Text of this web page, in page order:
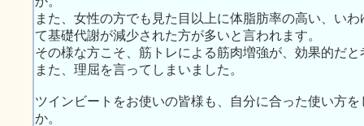
また、女性の方でも見た目以上に体脂肪率の高い、い
て基礎代謝が減少された方が多いと言われます。
その様な方こそ、筋トレによる筋肉増強が、効果的だと
また、理屈を言ってしまいました。
ツインビートをお使いの皆様も、自分に合った使い方
か。